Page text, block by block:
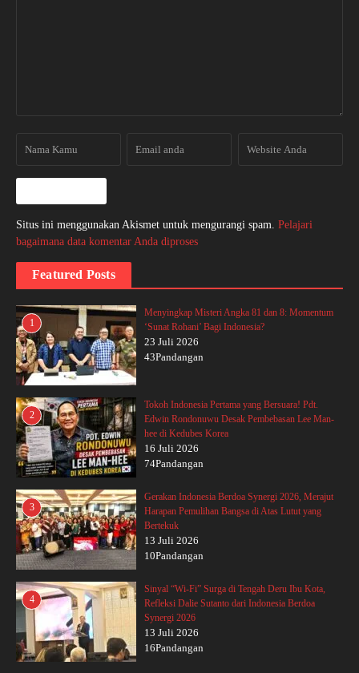
Situs ini menggunakan Akismet untuk mengurangi spam. Pelajari
bagaimana data komentar Anda diproses
Featured Posts
1
Menyingkap Misteri Angka 81 dan 8: Momentum
‘Sunat Rohani’ Bagi Indonesia?
23 Juli 2026
43Pandangan
2
Tokoh Indonesia Pertama yang Bersuara! Pdt.
Edwin Rondonuwu Desak Pembebasan Lee Man-
hee di Kedubes Korea
16 Juli 2026
74Pandangan
3
Gerakan Indonesia Berdoa Synergi 2026, Merajut
Harapan Pemulihan Bangsa di Atas Lutut yang
Bertekuk
13 Juli 2026
10Pandangan
4
Sinyal “Wi-Fi” Surga di Tengah Deru Ibu Kota,
Refleksi Dalie Sutanto dari Indonesia Berdoa
Synergi 2026
13 Juli 2026
16Pandangan